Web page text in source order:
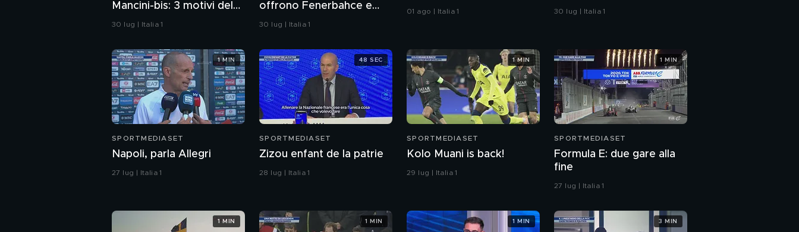
Mancini-bis: 3 motivi del
perché hanno convinto
30 lug | Italia 1
offrono Fenerbahce e
Galatasary? Le differenze
30 lug | Italia 1
01 ago | Italia 1 30 lug | Italia 1
SPORTMEDIASET
Napoli, parla Allegri
27 lug | Italia 1
1 MIN
SPORTMEDIASET
Zizou enfant de la patrie
28 lug | Italia 1
48 SEC
SPORTMEDIASET
Kolo Muani is back!
29 lug | Italia 1
1 MIN
SPORTMEDIASET
Formula E: due gare alla
fine
27 lug | Italia 1
1 MIN
1 MIN 1 MIN 1 MIN 3 MIN